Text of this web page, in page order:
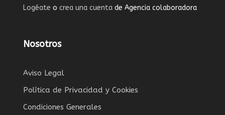
Logéate o crea una cuenta de Agencia colaboradora
Nosotros
Aviso Legal
Política de Privacidad y Cookies
Condiciones Generales